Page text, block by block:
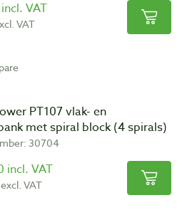
VAT
VAT
PT107 vlak- en
met spiral block (4 spirals)
30704
incl. VAT
VAT